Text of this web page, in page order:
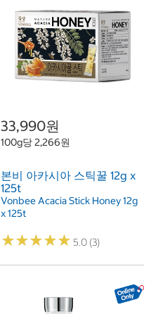
33,990원
100g당 2,266원
본비 아카시아 스틱꿀 12g x
125t
Vonbee Acacia Stick Honey 12g
x 125t
★★★★★
★★★★★ 5.0 (3)